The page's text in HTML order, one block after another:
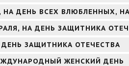
ДЕНЬ ВСЕХ ВЛЮБЛЕННЫХ,
НА ДЕНЬ ЗАЩИТНИКА
ЗАЩИТНИКА ОТЕЧЕСТВА
ЖЕНСКИЙ ДЕНЬ